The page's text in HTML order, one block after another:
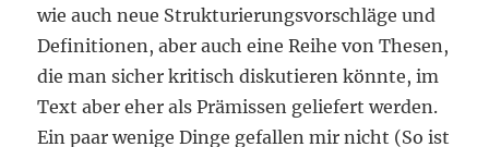
wie auch neue Strukturierungsvorschläge und
Definitionen, aber auch eine Reihe von Thesen,
die man sicher kritisch diskutieren könnte, im
Text aber eher als Prämissen geliefert werden.
Ein paar wenige Dinge gefallen mir nicht (So ist